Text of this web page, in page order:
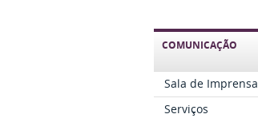
COMUNICAÇÃO
Sala de Imprensa
Serviços